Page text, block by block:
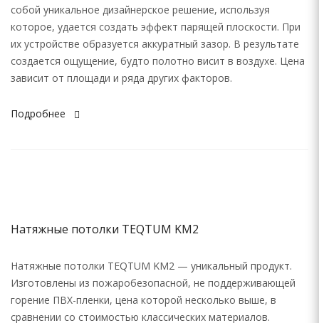
собой уникальное дизайнерское решение, используя
которое, удается создать эффект парящей плоскости. При
их устройстве образуется аккуратный зазор. В результате
создается ощущение, будто полотно висит в воздухе. Цена
зависит от площади и ряда других факторов.
Подробнее
Натяжные потолки TEQTUM KM2
Натяжные потолки TEQTUM KM2 — уникальный продукт.
Изготовлены из пожаробезопасной, не поддерживающей
горение ПВХ-пленки, цена которой несколько выше, в
сравнении со стоимостью классических материалов.